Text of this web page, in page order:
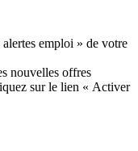
emploi » de votre
nouvelles offres
sur le lien « Activer